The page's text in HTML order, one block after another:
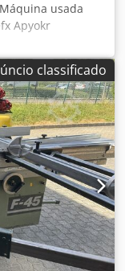
usada
Apyokr
elétrico da
principal,
- Exibição
de corte -
- Com
de corte
fino - Altura de
de serra de 500
deve ser
3/45/6000
automático e
de pré-corte de
lateral
63934 Röllbach
classificado